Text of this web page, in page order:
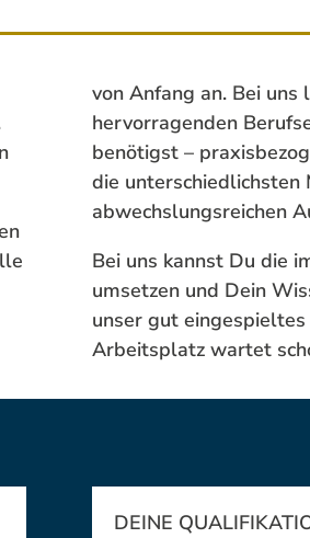
von Anfang an. Bei
hervorragenden
benötigst –
die unterschiedlichsten
abwechslungsreichen
Bei uns kannst Du die
umsetzen und Dein
unser gut
Arbeitsplatz wartet
DEINE